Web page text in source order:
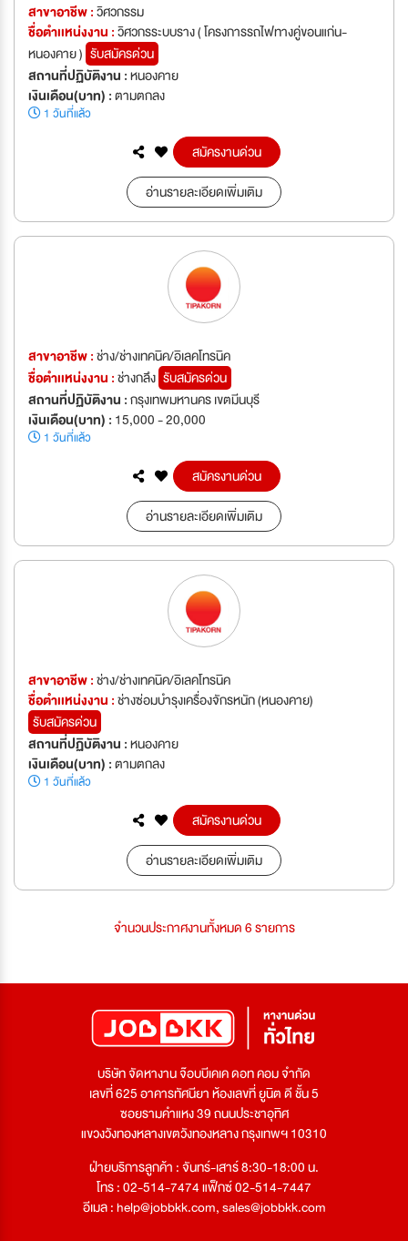
สาขาอาชีพ :วิศวกรรม
ชื่อตำเเหน่งงาน :วิศวกรระบบราง ( โครงการรถไฟทางคู่ขอนแก่น-
หนองคาย ) รับสมัครด่วน
สถานที่ปฏิบัติงาน :หนองคาย
เงินเดือน(บาท) :ตามตกลง
1 วันที่แล้ว
สมัครงานด่วน
อ่านรายละเอียดเพิ่มเติม
สาขาอาชีพ :ช่าง/ช่างเทคนิค/อิเลคโทรนิค
ชื่อตำเเหน่งงาน :ช่างกลึง รับสมัครด่วน
สถานที่ปฏิบัติงาน :กรุงเทพมหานคร เขตมีนบุรี
เงินเดือน(บาท) : 15,000 - 20,000
1 วันที่แล้ว
สมัครงานด่วน
อ่านรายละเอียดเพิ่มเติม
สาขาอาชีพ :ช่าง/ช่างเทคนิค/อิเลคโทรนิค
ชื่อตำเเหน่งงาน :ช่างซ่อมบำรุงเครื่องจักรหนัก (หนองคาย)
รับสมัครด่วน
สถานที่ปฏิบัติงาน :หนองคาย
เงินเดือน(บาท) :ตามตกลง
1 วันที่แล้ว
สมัครงานด่วน
อ่านรายละเอียดเพิ่มเติม
จำนวนประกาศงานทั้งหมด 6 รายการ
บริษัท จัดหางาน จ๊อบบีเคเค ดอท คอม จำกัด
เลขที่ 625 อาคารทัศนียา ห้องเลขที่ ยูนิต ดี ชั้น 5
ซอยรามคำแหง 39 ถนนประชาอุทิศ
แขวงวังทองหลางเขตวังทองหลาง กรุงเทพฯ 10310
ฝ่ายบริการลูกค้า : จันทร์-เสาร์ 8:30-18:00 น.
โทร : 02-514-7474 แฟ็กซ์ 02-514-7447
อีเมล :help@jobbkk.com,sales@jobbkk.com